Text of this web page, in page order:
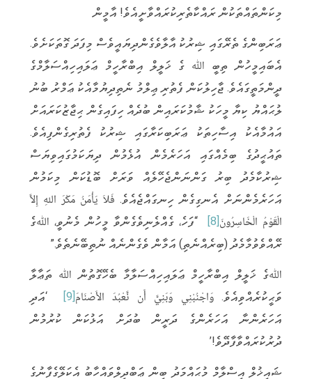
މިކަންތައްތަކުން ރައްކާތެރިކުރައްވާށީއެވެ! އާމީން
ޢަރަބިންގެ ތެރޭގައި ޝިރުކު އާލާވެގެންދިޔައީވެސް މިފަދަ ގޮތަކަށެވެ.
އެބައިމީހުން ތިބީ ﷲ ގެ ޚަލީލް އިބްރާހީމް ޢަލައިހިއްސަލާމްގެ
ދީންމަތީގައެވެ. ޖާހިލުކަން ފެތުރި ޢިލްމު ނެތިދިޔުމާއެކު ޢަމްރު ބުނު
ލުޙައްޔު ކިޔާ މީހަކު ޝާމުކަރައިން ބުދެއް ހިފައިގެން ޙިޖާޒުކަރައަށް
އައުމާއެކު އިސާހިތަކު ޢަރަބިކަރާގައި ޝިރުކު ފެތުރިގެންފިއެވެ.
ތައުޙީދުގެ ބިމެއްގައި އަހަރެމެން އުޅެމުން ދިޔަކަމުގައިވިޔަސް
ޝިރުކާމެދު ބިރު ގަންނަންޖެހޭލެއް ވަރަށް ބޮޑުކަން މިކަމުން
އަހަރެމެންނަށް އެނގިގެން ހިނގައްޖެއެވެ. فَلاَ يَأْمَنُ مَكْرَ اللهِ إِلاَّ
الْقَوْمُ الْخَاسِرُونَ [8]
“ފަހެ، ގެއްލެނިވެގެންވާ މީހުން މެނުވީ، ﷲގެ
ރޭއްވެވުމާމެދު (ބިރެއްނެތި) އަމާން ވެގެންނެއް ނުތިބޭނެތެވެ.”
ﷲގެ ޚަލީލް އިބްރާހީމް ޢަލައިހިއްސަލާމާ ބެހޭގޮތުން ﷲ ތަޢާލާ
ވަޙީކުރެއްވިއެވެ. وَاجْنُبْنِي وَبَنِيَّ أَن نَّعْبُدَ الأَصْنَامَ [9]
‘އަދި
އަހަރެންނާ އަހަރެންގެ ދަރީން ބުދަށް އަޅުކަން ކުރުމުން
ދުރުކުރައްވާފާދޭވެ!’
ޝައިޚުލް އިސްލާމް މުޙައްމަދު ބިން ޢަބްދިލްވައްހާބު އެކަލޭގެފާނުގެ